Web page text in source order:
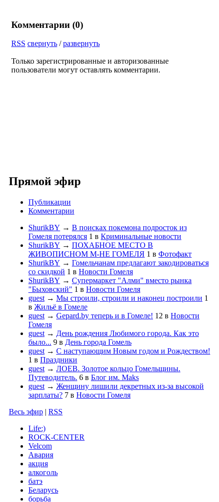
Комментарии (0)
RSS свернуть /развернуть
Только зарегистрированные и авторизованные
пользователи могут оставлять комментарии.
Прямой эфир
Публикации
Комментарии
ShurikBY → В поисках покемона подросток из
Гомеля потерялся 1 в Криминальные новости
ShurikBY → ПОХАБНОЕ МЕСТО В
ЖИВОПИСНОМ М-НЕ ГОМЕЛЯ 1 в Фотофакт
ShurikBY → Гомельчанам предлагают закодироваться
со скидкой 1 в Новости Гомеля
ShurikBY → Супермаркет "Алми" вместо рынка
"Быховский" 1 в Новости Гомеля
guest → Мы строили, строили и наконец построили 1
в Жильё в Гомеле
guest → Gepard.by теперь и в Гомеле! 12 в Новости
Гомеля
guest → День рождения Любимого города. Как это
было... 9 в День города Гомель
guest → С наступающим Новым годом и Рождеством!
1 в Праздники
guest → ЛОЕВ. Золотое кольцо Гомельщины.
Путеводитель. 6 в Блог им. Maks
guest → Женщину лишили декретных из-за высокой
зарплаты? 7 в Новости Гомеля
Весь эфир | RSS
Life:)
ROCK-CENTER
Velcom
Авария
акция
алкоголь
батэ
Беларусь
борьба